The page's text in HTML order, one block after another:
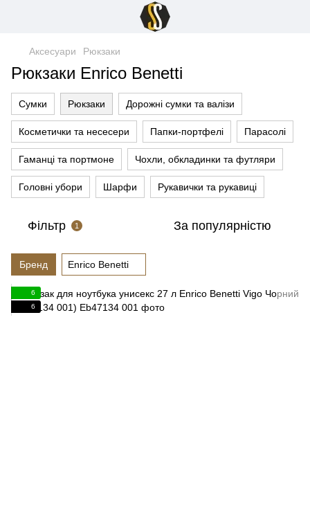
Аксесуари Рюкзаки
Рюкзаки Enrico Benetti
Сумки Рюкзаки Дорожні сумки та валізи
Косметички та несесери Папки-портфелі Парасолі
Гаманці та портмоне Чохли, обкладинки та футляри
Головні убори Шарфи Рукавички та рукавиці
Фільтр 1 За популярністю
Бренд Enrico Benetti
6
6